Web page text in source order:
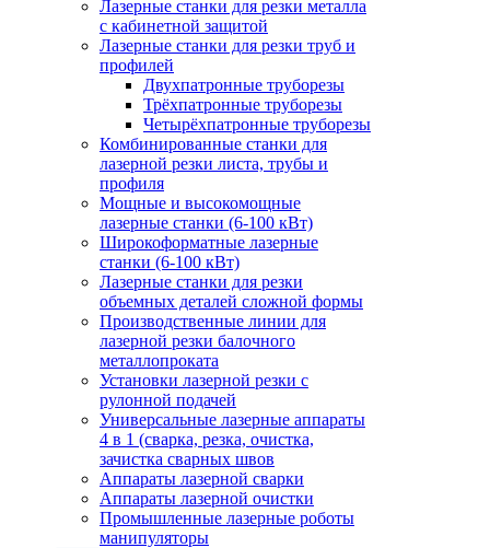
Лазерные станки для резки металла
с кабинетной защитой
Лазерные станки для резки труб и
профилей
Двухпатронные труборезы
Трёхпатронные труборезы
Четырёхпатронные труборезы
Комбинированные станки для
лазерной резки листа, трубы и
профиля
Мощные и высокомощные
лазерные станки (6-100 кВт)
Широкоформатные лазерные
станки (6-100 кВт)
Лазерные станки для резки
объемных деталей сложной формы
Производственные линии для
лазерной резки балочного
металлопроката
Установки лазерной резки с
рулонной подачей
Универсальные лазерные аппараты
4 в 1 (сварка, резка, очистка,
зачистка сварных швов
Аппараты лазерной сварки
Аппараты лазерной очистки
Промышленные лазерные роботы
манипуляторы